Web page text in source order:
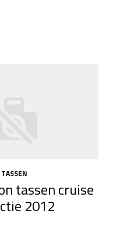
TASSEN
tassen cruise
2012